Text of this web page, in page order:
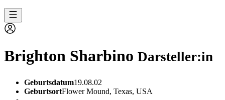
Brighton Sharbino Darsteller:in
Geburtsdatum19.08.02
GeburtsortFlower Mound, Texas, USA